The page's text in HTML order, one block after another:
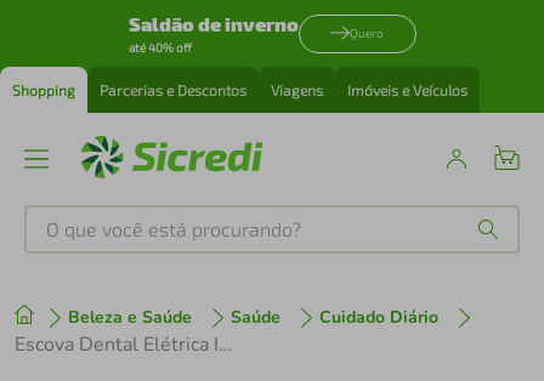
Saldão de inverno
até 40% off
Quero
Shopping Parcerias e Descontos Viagens Imóveis e Veículos
O que você está procurando?
Beleza e Saúde Saúde Cuidado Diário
Escova Dental Elétrica Infantil Philips Colgate Series 10
1º tenis